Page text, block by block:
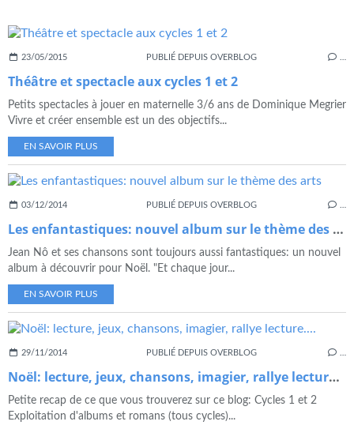
23/05/2015 PUBLIÉ DEPUIS OVERBLOG
Théâtre et spectacle aux cycles 1 et 2
Petits spectacles à jouer en maternelle 3/6 ans de Dominique Megrier
Vivre et créer ensemble est un des objectifs...
EN SAVOIR PLUS
03/12/2014 PUBLIÉ DEPUIS OVERBLOG
Les enfantastiques: nouvel album sur le thème des arts
Jean Nô et ses chansons sont toujours aussi fantastiques: un nouvel
album à découvrir pour Noël. "Et chaque jour...
EN SAVOIR PLUS
29/11/2014 PUBLIÉ DEPUIS OVERBLOG
Noël: lecture, jeux, chansons, imagier, rallye lecture....
Petite recap de ce que vous trouverez sur ce blog: Cycles 1 et 2
Exploitation d'albums et romans (tous cycles)...